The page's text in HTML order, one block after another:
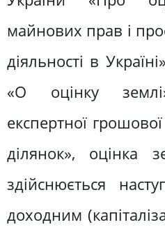
майнових прав і
діяльності в
«О оцінку
експертної
ділянок», оцінка
здійснюється
доходним